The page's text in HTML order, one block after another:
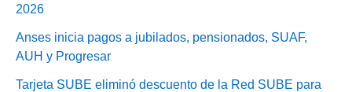
2026
Anses inicia pagos a jubilados, pensionados, SUAF,
AUH y Progresar
Tarjeta SUBE eliminó descuento de la Red SUBE para